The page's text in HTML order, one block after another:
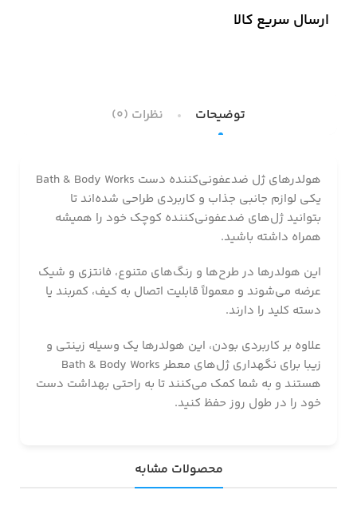
ارسال سریع کالا
توضیحات نظرات (0)
هولدرهای ژل ضدعفونی‌کننده دست Bath & Body Works
یکی لوازم جانبی جذاب و کاربردی طراحی شده‌اند تا
بتوانید ژل‌های ضدعفونی‌کننده کوچک خود را همیشه
همراه داشته باشید.
این هولدرها در طرح‌ها و رنگ‌های متنوع، فانتزی و شیک
عرضه می‌شوند و معمولاً قابلیت اتصال به کیف، کمربند یا
دسته کلید را دارند.
علاوه بر کاربردی بودن، این هولدرها یک وسیله زینتی و
زیبا برای نگهداری ژل‌های معطر Bath & Body Works
هستند و به شما کمک می‌کنند تا به راحتی بهداشت دست
خود را در طول روز حفظ کنید.
محصولات مشابه